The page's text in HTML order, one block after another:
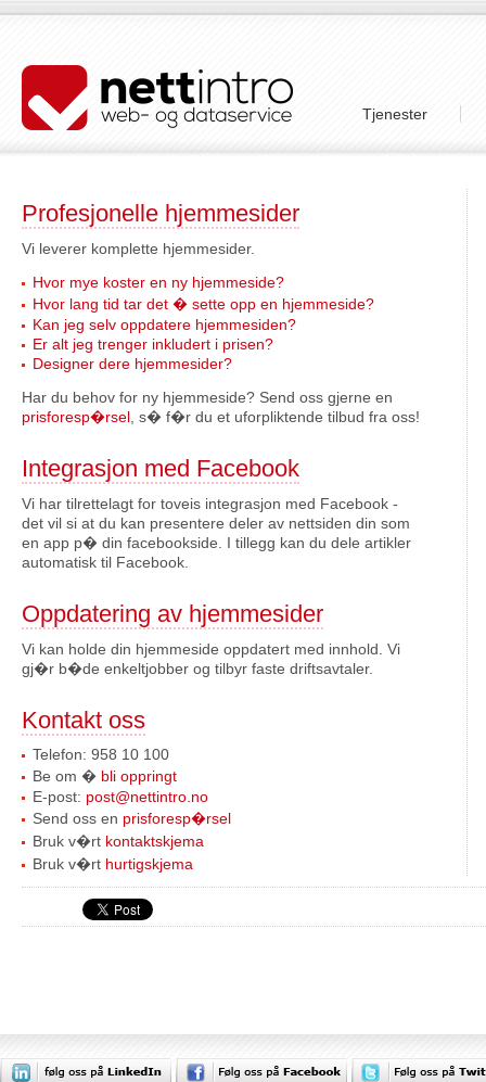
Tjenester
Profesjonelle hjemmesider
Vi leverer komplette hjemmesider.
Hvor mye koster en ny hjemmeside?
Hvor lang tid tar det � sette opp en hjemmeside?
Kan jeg selv oppdatere hjemmesiden?
Er alt jeg trenger inkludert i prisen?
Designer dere hjemmesider?
Har du behov for ny hjemmeside? Send oss gjerne en
prisforesp�rsel , s� f�r du et uforpliktende tilbud fra oss!
Integrasjon med Facebook
Vi har tilrettelagt for toveis integrasjon med Facebook -
det vil si at du kan presentere deler av nettsiden din som
en app p� din facebookside. I tillegg kan du dele artikler
automatisk til Facebook.
Oppdatering av hjemmesider
Vi kan holde din hjemmeside oppdatert med innhold. Vi
gj�r b�de enkeltjobber og tilbyr faste driftsavtaler.
Kontakt oss
Telefon: 958 10 100
Be om � bli oppringt
E-post: post@nettintro.no
Send oss en prisforesp�rsel
Bruk v�rt kontaktskjema
Bruk v�rt hurtigskjema